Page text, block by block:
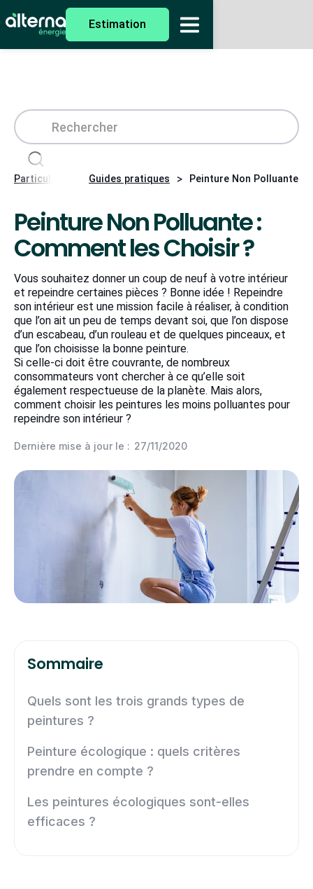
Estimation
Particuliers Guides pratiques > Peinture Non Polluante :
Peinture Non Polluante :
Comment les Choisir ?
Vous souhaitez donner un coup de neuf à votre intérieur
et repeindre certaines pièces ? Bonne idée ! Repeindre
son intérieur est une mission facile à réaliser, à condition
que l’on ait un peu de temps devant soi, que l’on dispose
d’un escabeau, d’un rouleau et de quelques pinceaux, et
que l’on choisisse la bonne peinture.
Si celle-ci doit être couvrante, de nombreux
consommateurs vont chercher à ce qu’elle soit
également respectueuse de la planète. Mais alors,
comment choisir les peintures les moins polluantes pour
repeindre son intérieur ?
Dernière mise à jour le : 27/11/2020
Sommaire
Quels sont les trois grands types de
peintures ?
Peinture écologique : quels critères
prendre en compte ?
Les peintures écologiques sont-elles
efficaces ?